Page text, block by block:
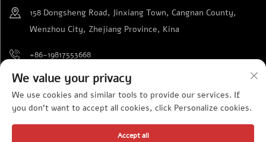
158 Dongsheng Road, Jinxiang Town, Cangnan County,
Wenzhou City, Zhejiang Province, Kina
+86-19817553668
[email protected]
Copyright © Wenzhou Jinda Exhibition Supplies Co., Ltd. Alla
rättigheter förbehållna Integritetspolicy
We value your privacy
We use cookies and similar tools to provide our services. If
you don't want to accept all cookies, click Personalize cookies.
Accept all